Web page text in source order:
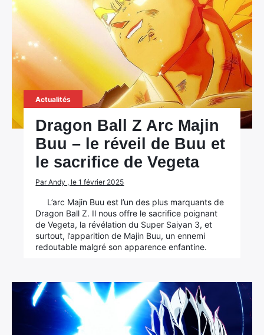
Actualités
Dragon Ball Z Arc Majin
Buu – le réveil de Buu et
le sacrifice de Vegeta
Par Andy , le 1 février 2025
L’arc Majin Buu est l’un des plus marquants de
Dragon Ball Z. Il nous offre le sacrifice poignant
de Vegeta, la révélation du Super Saiyan 3, et
surtout, l’apparition de Majin Buu, un ennemi
redoutable malgré son apparence enfantine.